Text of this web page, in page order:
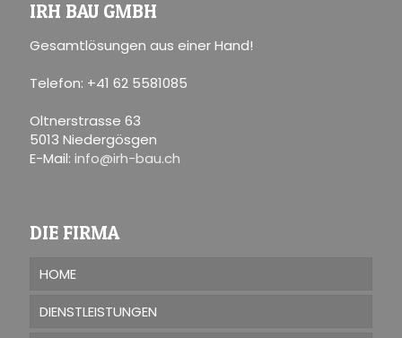
IRH BAU GMBH
Gesamtlösungen aus einer Hand!
Telefon: +41 62 5581085
Oltnerstrasse 63
5013 Niedergösgen
E-Mail: info@irh-bau.ch
DIE FIRMA
HOME
DIENSTLEISTUNGEN